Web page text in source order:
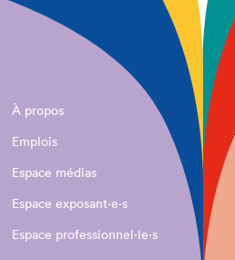
À propos
Emplois
Espace médias
Espace exposant·e⋅s
Espace professionnel·le⋅s